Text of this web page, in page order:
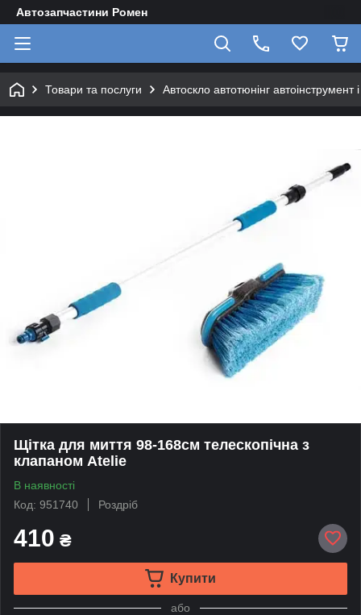
Автозапчастини Ромен
Товари та послуги Автоскло автотюнінг автоінструмент
Щітка для миття 98-168см телескопічна з
клапаном Atelie
В наявності
Код: 951740
Роздріб
410 ₴
Купити
або